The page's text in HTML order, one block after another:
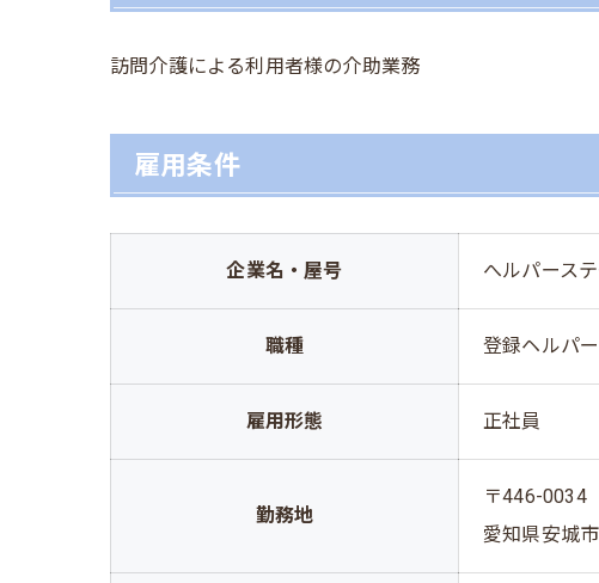
訪問介護による利用者様の介助業務
雇用条件
企業名・屋号 へルパース
職種 登録ヘルパー
雇用形態 正社員
勤務地
〒446-0034
愛知県安城